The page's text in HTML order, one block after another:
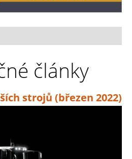
články
strojů (březen 2022)